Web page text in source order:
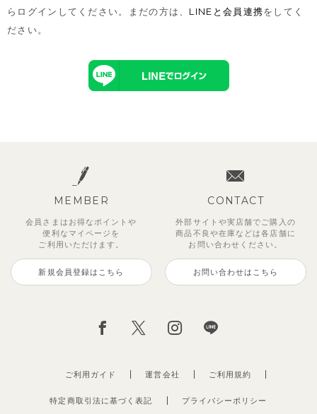
らログインしてください。まだの方は、 LINEと会員連携をしてく
ださい。
MEMBER
会員さまはお得なポイントや
便利な マイページを
ご利用いただけます。
新規会員登録はこちら
CONTACT
外部サイトや実店舗でご購入の
商品不良や在庫などは各店舗に
お問い合わせください。
お問い合わせはこちら
ご利用ガイド 運営会社
特定商取引法に基づく表記 プライバシーポリシー
ご利用規約